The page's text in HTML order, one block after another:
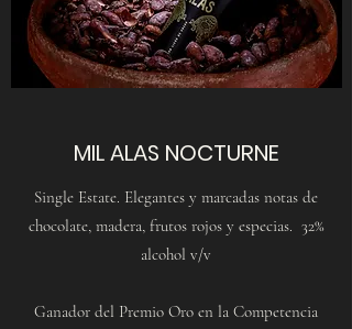
MIL ALAS NOCTURNE
Single Estate. Elegantes y marcadas notas de
chocolate, madera, frutos rojos y especias. 32%
alcohol v/v
Ganador del Premio Oro en la Competencia